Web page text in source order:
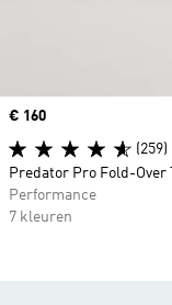
Price
€ 160
(259)
Predator Pro Fold-Over
Performance
7 kleuren